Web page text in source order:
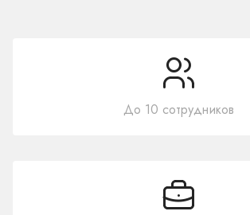
До 10 сотрудников